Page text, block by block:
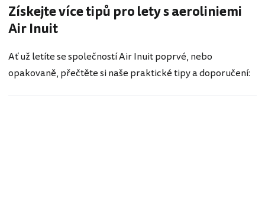
Získejte více tipů pro lety s aeroliniemi
Air Inuit
Ať už letíte se společností Air Inuit poprvé, nebo
opakovaně, přečtěte si naše praktické tipy a doporučení: